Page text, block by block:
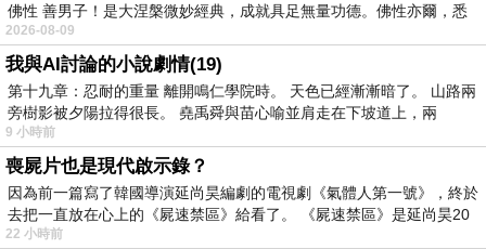
Kimi
佛性 善男子！是大涅槃微妙經典，成就具足無量功德。佛性亦爾，悉
2026-08-09
我與AI討論的小說劇情(19)
第十九章：忍耐的重量 離開鳴仁學院時。 天色已經漸漸暗了。 山路兩
旁樹影被夕陽拉得很長。 堯禹舜與苗心喻並肩走在下坡道上，兩
9 小時前
喪屍片也是現代啟示錄？
因為前一篇寫了韓國導演延尚昊編劇的電視劇《氣體人第一號》，終於
去把一直放在心上的《屍速禁區》給看了。 《屍速禁區》是延尚昊20
22 小時前